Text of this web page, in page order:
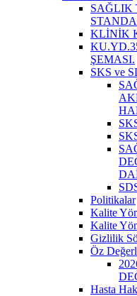
SAĞLIK
KLİNİK
ŞEMASI.
SKS ve
Politikalar
Kalite
Kalite
Gizlilik
Öz
Hasta